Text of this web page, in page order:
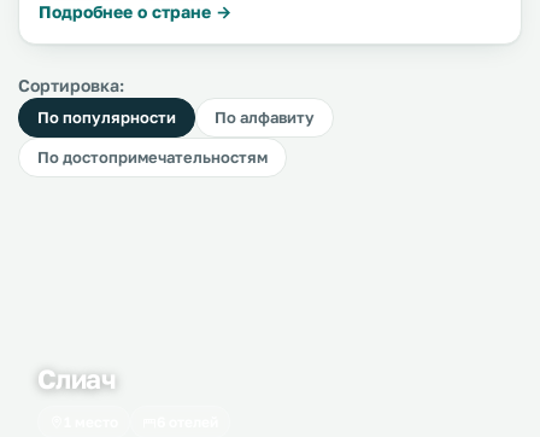
Подробнее о стране →
Сортировка:
По популярности По алфавиту
По достопримечательностям
Слиач